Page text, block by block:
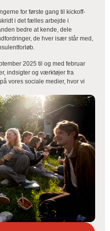
for første gang til kickoff-
i det fælles arbejde i
bedre at kende, dele
de hver især står med,
2025 til og med februar
indsigter og værktøjer fra
vores sociale medier, hvor vi